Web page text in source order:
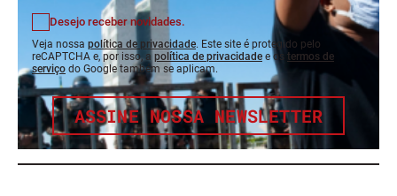
Desejo receber novidades.
Veja nossa política de privacidade. Este site é protegido pelo
reCAPTCHA e, por isso, a política de privacidade e os termos de
serviço do Google também se aplicam.
ASSINE NOSSA NEWSLETTER